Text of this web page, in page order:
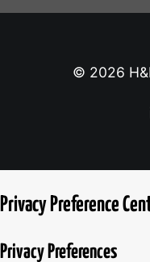
© 2026
Privacy Preference
Privacy Preferences